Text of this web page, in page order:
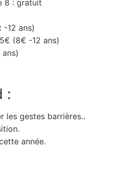
8 : gratuit
12 ans)
(8€ -12 ans)
:
les gestes barrières..
année.